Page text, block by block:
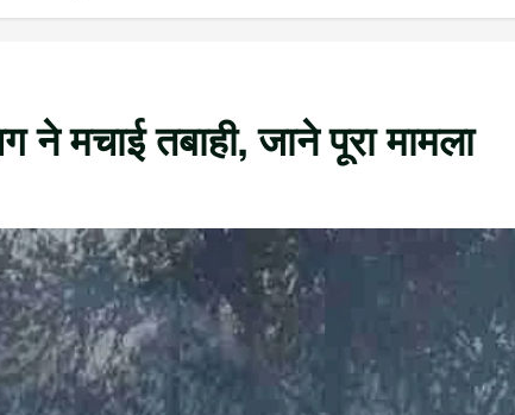
मचाई तबाही, जाने पूरा मामला